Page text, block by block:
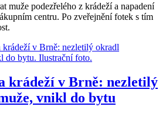
muže podezřelého z krádeží a napadení
centru. Po zveřejnění fotek s tím
krádeží v Brně: nezletilý
vnikl do bytu